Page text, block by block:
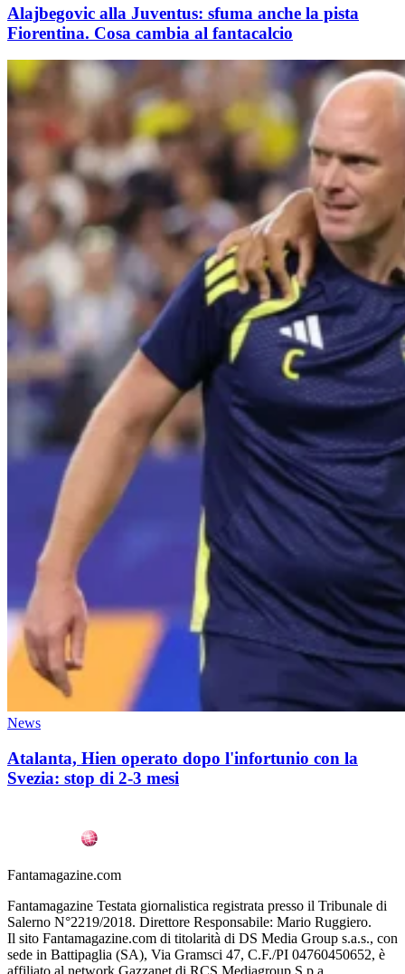
Alajbegovic alla Juventus: sfuma anche la pista
Fiorentina. Cosa cambia al fantacalcio
News
Atalanta, Hien operato dopo l'infortunio con la
Svezia: stop di 2-3 mesi
Fantamagazine.com
Fantamagazine Testata giornalistica registrata presso il Tribunale di
Salerno N°2219/2018. Direttore Responsabile: Mario Ruggiero.
Il sito Fantamagazine.com di titolarità di DS Media Group s.a.s., con
sede in Battipaglia (SA), Via Gramsci 47, C.F./PI 04760450652, è
affiliato al network Gazzanet di RCS Mediagroup S.p.a..